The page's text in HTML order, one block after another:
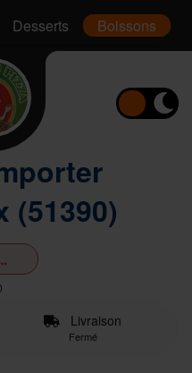
Desserts Boissons
(51390)
Livraison
Fermé